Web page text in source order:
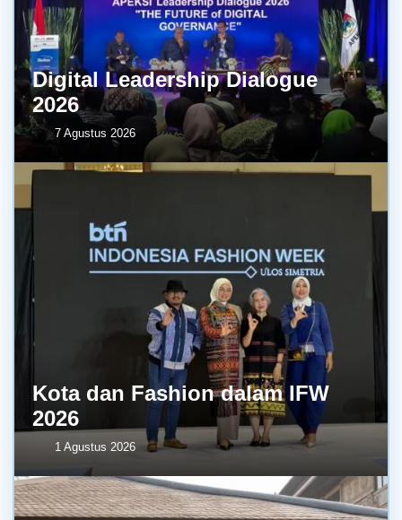
Digital Leadership Dialogue
2026
7 Agustus 2026
Kota dan Fashion dalam IFW
2026
1 Agustus 2026